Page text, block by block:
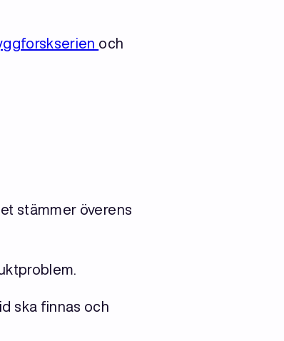
och
stämmer överens
ska finnas och